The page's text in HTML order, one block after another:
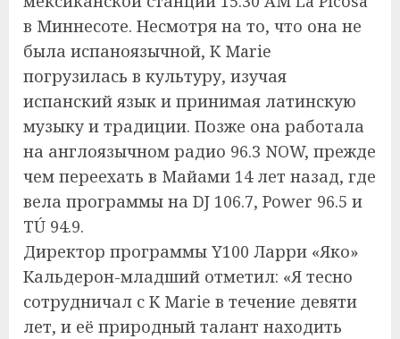
в Миннесоте. Несмотря на то, что она не
была испаноязычной, K Marie
погрузилась в культуру, изучая
испанский язык и принимая латинскую
музыку и традиции. Позже она работала
на англоязычном радио 96.3 NOW, прежде
чем переехать в Майами 14 лет назад, где
вела программы на DJ 106.7, Power 96.5 и
TÚ 94.9.
Директор программы Y100 Ларри «Яко»
Кальдерон-младший отметил: «Я тесно
сотрудничал с K Marie в течение девяти
лет, и её природный талант находить